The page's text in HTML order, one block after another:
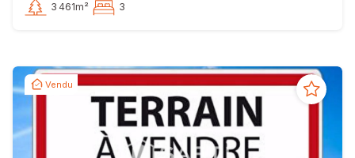
3 461m² 3
Vendu